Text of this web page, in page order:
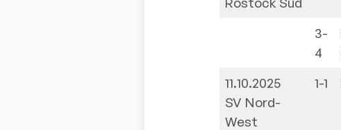
3-
4
11.10.2025
SV Nord-
West
1-1